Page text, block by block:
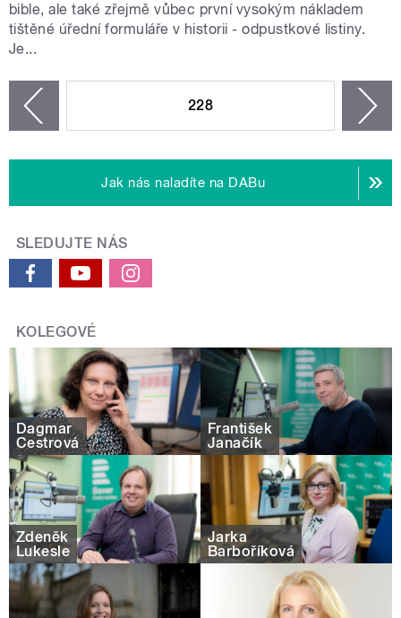
bible, ale také zřejmě vůbec první vysokým nákladem
tištěné úřední formuláře v historii - odpustkové listiny.
Je...
228
Jak nás naladíte na DABu
SLEDUJTE NÁS
KOLEGOVÉ
Dagmar
Cestrová
František
Janačík
Zdeněk
Lukesle
Jarka
Barboříková